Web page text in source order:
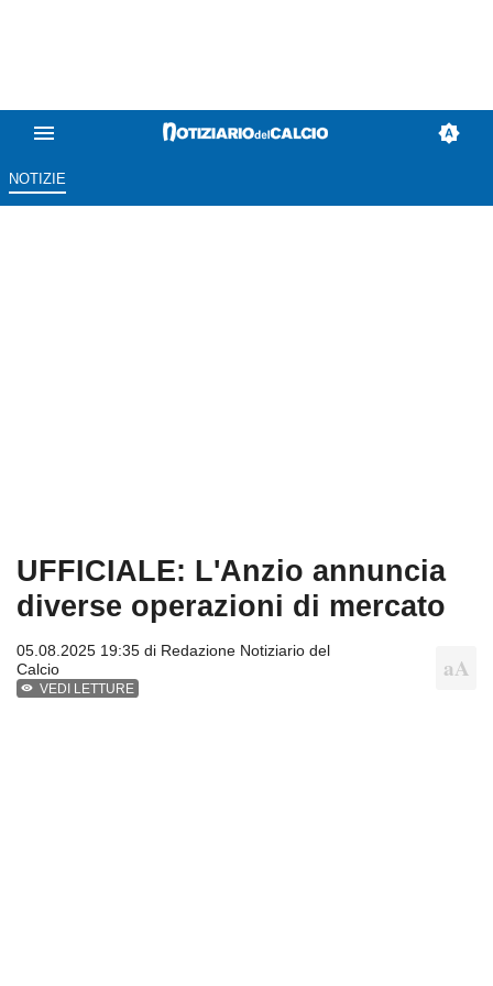
NOTIZIE
UFFICIALE: L'Anzio annuncia
diverse operazioni di mercato
05.08.2025 19:35 di Redazione Notiziario del
Calcio
VEDI LETTURE